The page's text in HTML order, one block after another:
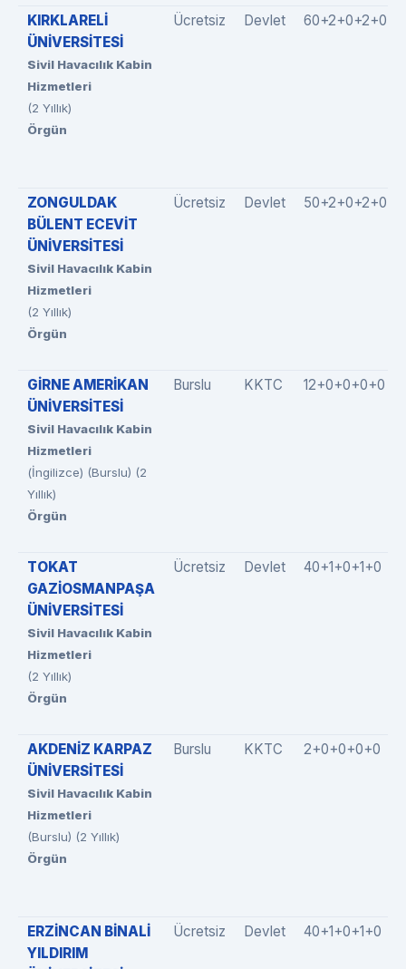
KIRKLARELİ
ÜNİVERSİTESİ
Sivil Havacılık Kabin
Hizmetleri
(2 Yıllık)
Örgün
Ücretsiz Devlet 60+2+0+2+0
ZONGULDAK
BÜLENT ECEVİT
ÜNİVERSİTESİ
Sivil Havacılık Kabin
Hizmetleri
(2 Yıllık)
Örgün
Ücretsiz Devlet 50+2+0+2+0
GİRNE AMERİKAN
ÜNİVERSİTESİ
Sivil Havacılık Kabin
Hizmetleri
(İngilizce) (Burslu) (2
Yıllık)
Örgün
Burslu KKTC 12+0+0+0+0
TOKAT
GAZİOSMANPAŞA
ÜNİVERSİTESİ
Sivil Havacılık Kabin
Hizmetleri
(2 Yıllık)
Örgün
Ücretsiz Devlet 40+1+0+1+0
AKDENİZ KARPAZ
ÜNİVERSİTESİ
Sivil Havacılık Kabin
Hizmetleri
(Burslu) (2 Yıllık)
Örgün
Burslu KKTC 2+0+0+0+0
ERZİNCAN BİNALİ
YILDIRIM
Ücretsiz Devlet 40+1+0+1+0